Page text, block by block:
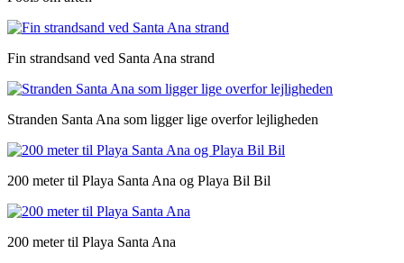
Fin strandsand ved Santa Ana strand
Stranden Santa Ana som ligger lige overfor lejligheden
200 meter til Playa Santa Ana og Playa Bil Bil
200 meter til Playa Santa Ana